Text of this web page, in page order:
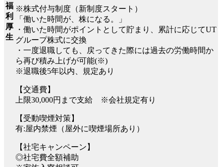
福
利
厚
生
※株式付与制度（新制度スタート）
「働いた時間が、株になる。」
・働いた時間がポイントとして貯まり、累計に応じてUT
グループ株式に交換
・一度退職しても、戻ってきた際には過去の労働時間か
ら再び積み上げが可能(※)
※退職後5年以内、規定あり
【交通費】
上限30,000円まで支給 ※会社規定有り
【受動喫煙対策】
有:屋内禁煙（屋外に喫煙場所あり）
【社宅キャンペーン】
◎社宅費全額補助